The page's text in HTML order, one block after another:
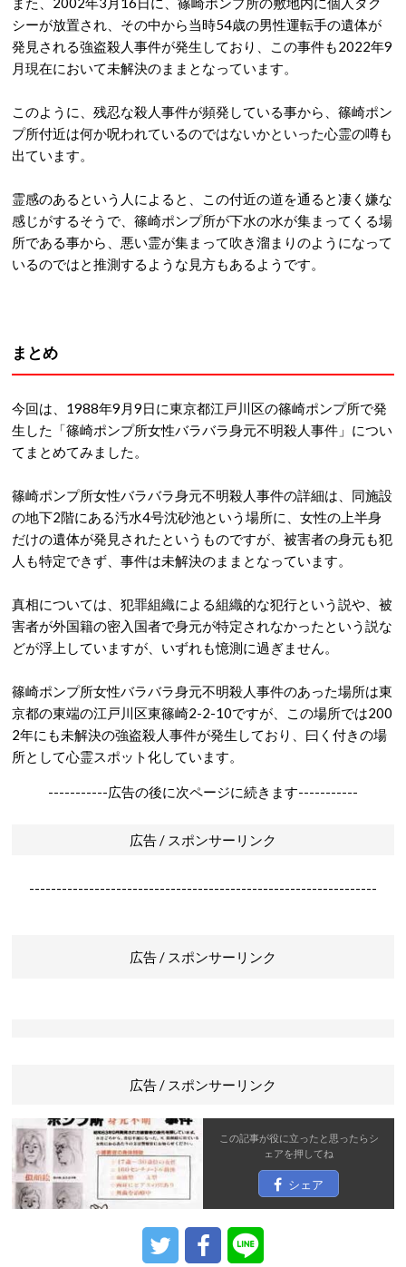
シーが放置され、その中から当時54歳の男性運転手の遺体が
発見される強盗殺人事件が発生しており、この事件も2022年9
月現在において未解決のままとなっています。
このように、残忍な殺人事件が頻発している事から、篠崎ポン
プ所付近は何か呪われているのではないかといった心霊の噂も
出ています。
霊感のあるという人によると、この付近の道を通ると凄く嫌な
感じがするそうで、篠崎ポンプ所が下水の水が集まってくる場
所である事から、悪い霊が集まって吹き溜まりのようになって
いるのではと推測するような見方もあるようです。
まとめ
今回は、1988年9月9日に東京都江戸川区の篠崎ポンプ所で発
生した「篠崎ポンプ所女性バラバラ身元不明殺人事件」につい
てまとめてみました。
篠崎ポンプ所女性バラバラ身元不明殺人事件の詳細は、同施設
の地下2階にある汚水4号沈砂池という場所に、女性の上半身
だけの遺体が発見されたというものですが、被害者の身元も犯
人も特定できず、事件は未解決のままとなっています。
真相については、犯罪組織による組織的な犯行という説や、被
害者が外国籍の密入国者で身元が特定されなかったという説な
どが浮上していますが、いずれも憶測に過ぎません。
篠崎ポンプ所女性バラバラ身元不明殺人事件のあった場所は東
京都の東端の江戸川区東篠崎2-2-10ですが、この場所では200
2年にも未解決の強盗殺人事件が発生しており、曰く付きの場
所として心霊スポット化しています。
-----------広告の後に次ページに続きます-----------
広告 / スポンサーリンク
----------------------------------------------------------------
広告 / スポンサーリンク
広告 / スポンサーリンク
この記事が役に立ったと思ったらシ
ェアを押してね
シェア